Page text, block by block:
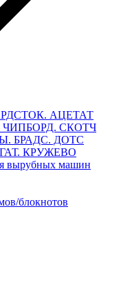
АЦЕТАТ
СКОТЧ
БРАДС. ДОТС
КРУЖЕВО
машин
блокнотов